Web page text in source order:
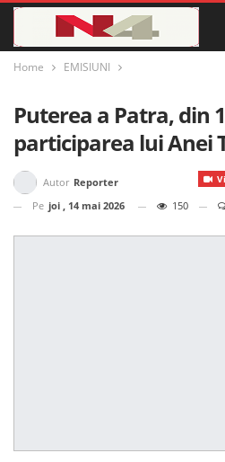
Home EMISIUNI
Puterea a Patra, din
participarea lui Anei
Autor Reporter
Pe joi , 14 mai 2026 150